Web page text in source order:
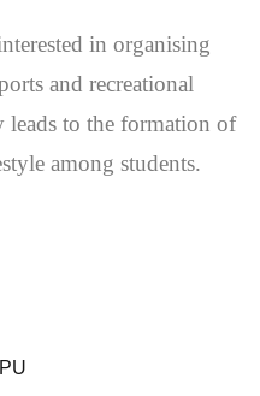
in organising
and recreational
to the formation of
among students.